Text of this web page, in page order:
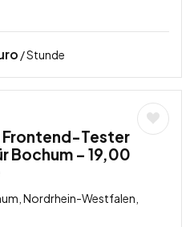
/ Stunde
Tester
Bochum – 19,00
Nordrhein-Westfalen,